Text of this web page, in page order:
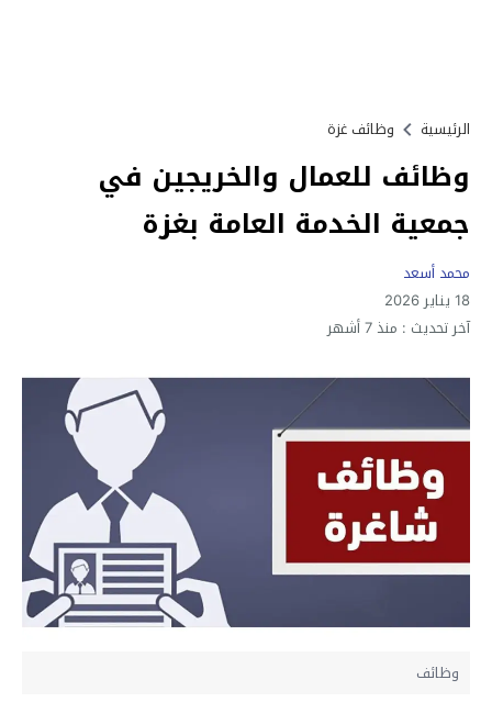
الرئيسية وظائف غزة
وظائف للعمال والخريجين في
جمعية الخدمة العامة بغزة
محمد أسعد
18 يناير 2026
آخر تحديث : منذ 7 أشهر
وظائف